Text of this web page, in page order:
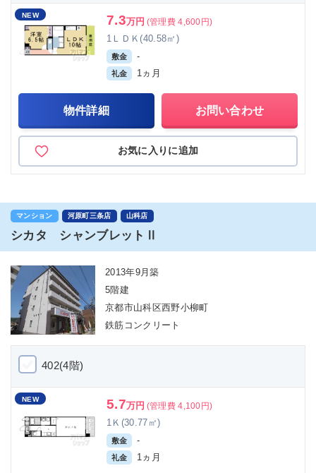
NEW 7.3万円 (管理費 4,600円)
1ＬＤＫ(40.58㎡)
敷金 -
礼金 1ヵ月
物件詳細 お問い合わせ
お気に入りに追加
マンション 河原町三条店 山科店
シカタ シャンブレットⅡ
2013年9月築
5階建
京都市山科区西野小柳町
鉄筋コンクリート
402(4階)
NEW 5.7万円 (管理費 4,100円)
1Ｋ(30.77㎡)
敷金 -
礼金 1ヵ月